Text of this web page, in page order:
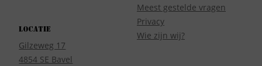
Locatie
Gilzeweg 17
4854 SE Bavel
Meest gestelde vragen
Privacy
Wie zijn wij?